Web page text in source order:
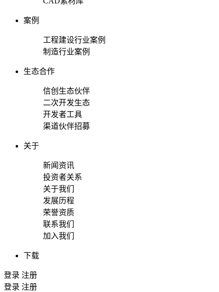
案例
工程建设行业案例
制造行业案例
生态合作
信创生态伙伴
二次开发生态
开发者工具
渠道伙伴招募
关于
新闻资讯
投资者关系
关于我们
发展历程
荣誉资质
联系我们
加入我们
下载
登录 注册
登录 注册